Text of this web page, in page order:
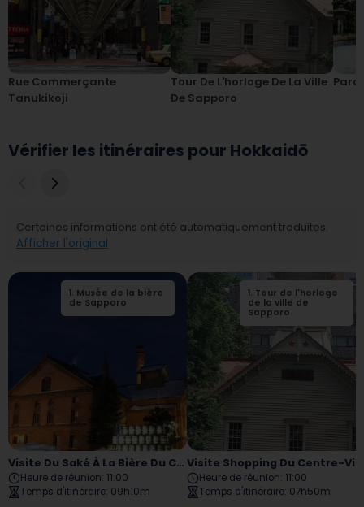
Rue Commerçante
Tanukikoji
Tour De L'horloge De La Ville
De Sapporo
Parc
Vérifier les itinéraires pour Hokkaidō
Certaines informations ont été automatiquement traduites.
Afficher l'original
1. Musée de la bière
de Sapporo
2 Tour
d'observation de la
tour JR Three Eight
Visite Du Saké À La Bière Du Centre-Ville De Sapporo
Heure de réunion: 11:00
Temps d'itinéraire: 09h10m
1. Tour de l'horloge
de la ville de
Sapporo
Heure de réunion: 11:00
Temps d'itinéraire: 07h50m